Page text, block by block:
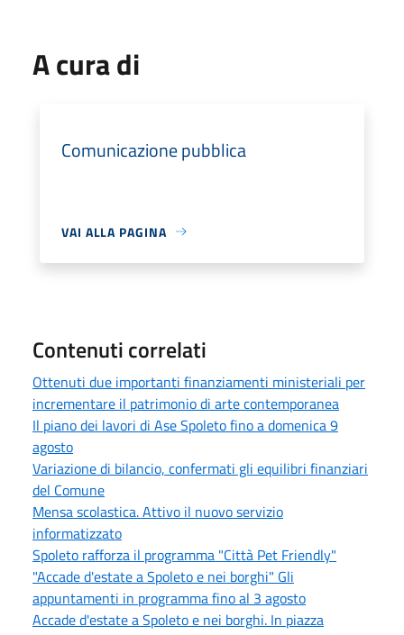
A cura di
Comunicazione pubblica
VAI ALLA PAGINA
Contenuti correlati
Ottenuti due importanti finanziamenti ministeriali per
incrementare il patrimonio di arte contemporanea
Il piano dei lavori di Ase Spoleto fino a domenica 9
agosto
Variazione di bilancio, confermati gli equilibri finanziari
del Comune
Mensa scolastica. Attivo il nuovo servizio
informatizzato
Spoleto rafforza il programma "Città Pet Friendly"
"Accade d'estate a Spoleto e nei borghi" Gli
appuntamenti in programma fino al 3 agosto
Accade d'estate a Spoleto e nei borghi. In piazza